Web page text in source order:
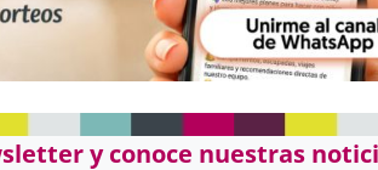
y conoce nuestras